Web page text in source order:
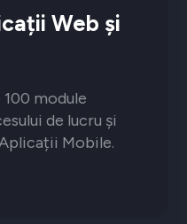
Web și
module
de lucru și
Mobile.